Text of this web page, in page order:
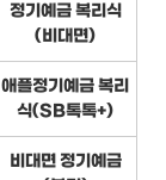
정기예금 복리식
(비대면)
애플정기예금 복리
식(SB톡톡+)
비대면 정기예금